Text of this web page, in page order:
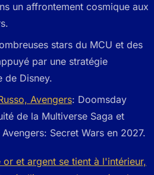
un affrontement cosmique aux
stars du MCU et des
par une stratégie
de Disney.
Avengers: Doomsday
de la Multiverse Saga et
Secret Wars en 2027.